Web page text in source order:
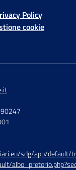
Policy
cookie
sdg/app/default/